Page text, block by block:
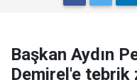
Başkan Aydın
Demirel'e tebrik